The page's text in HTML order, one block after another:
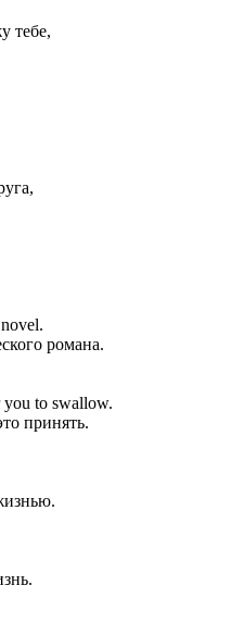
тебе,
романа.
to swallow.
принять.